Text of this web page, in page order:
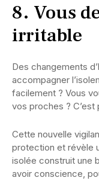
8. Vous
irritable
Des changements
accompagner
facilement ? Vous
vos proches ?
Cette nouvelle
protection et révèle
isolée construit une
avoir conscience,